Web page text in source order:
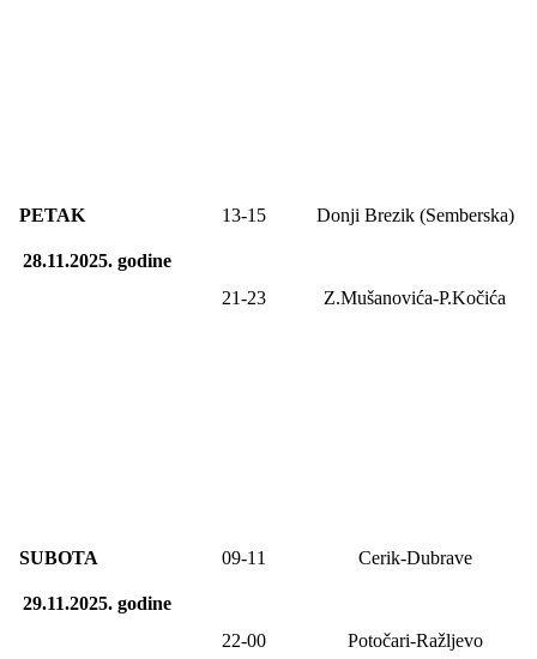
PETAK
28.11.2025. godine
13-15 Donji Brezik (Semberska)
21-23 Z.Mušanovića-P.Kočića
SUBOTA
29.11.2025. godine
09-11 Cerik-Dubrave
22-00 Potočari-Ražljevo